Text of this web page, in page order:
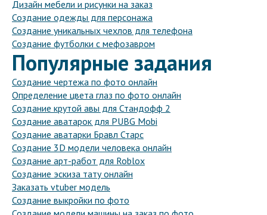
Дизайн мебели и рисунки на заказ
Создание одежды для персонажа
Создание уникальных чехлов для телефона
Создание футболки с мефозавром
Популярные задания
Создание чертежа по фото онлайн
Определение цвета глаз по фото онлайн
Создание крутой авы для Стандофф 2
Создание аватарок для PUBG Mobi
Создание аватарки Бравл Старс
Создание 3D модели человека онлайн
Создание арт-работ для Roblox
Создание эскиза тату онлайн
Заказать vtuber модель
Создание выкройки по фото